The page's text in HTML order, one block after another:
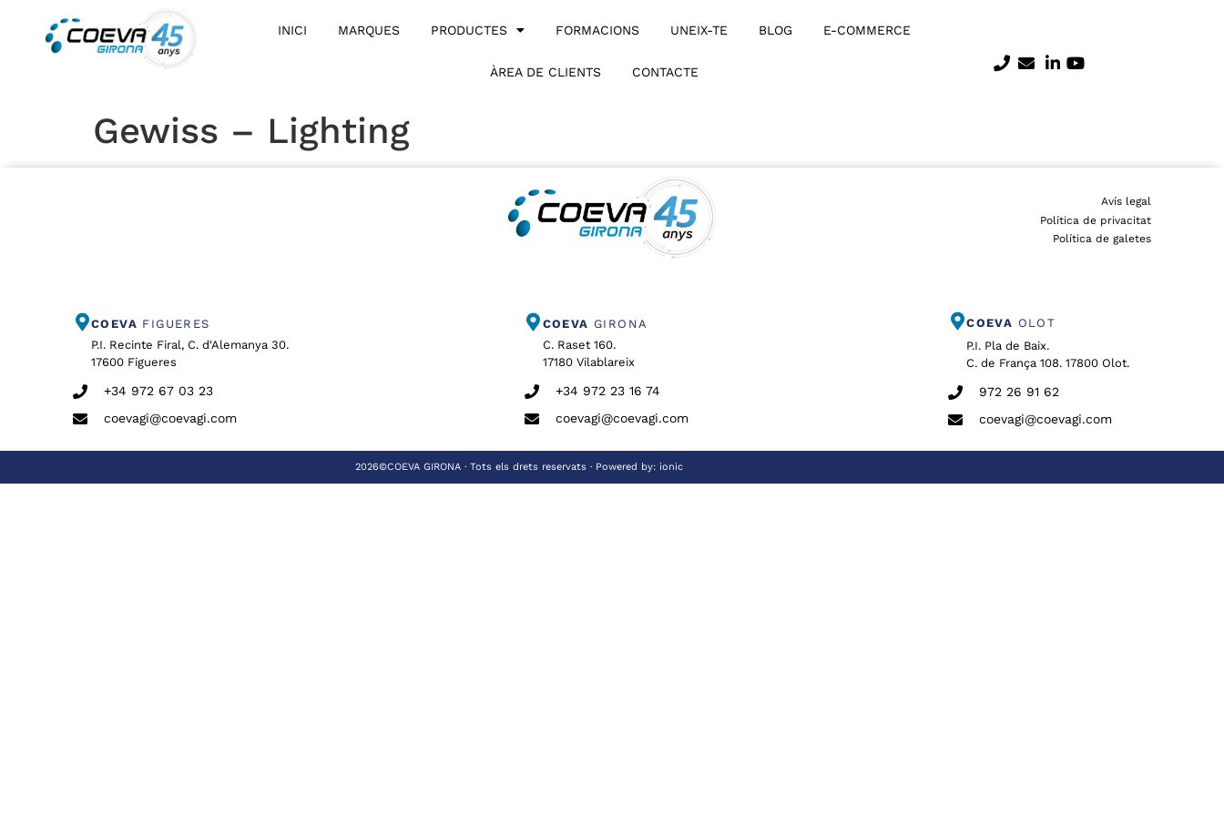
INICI MARQUES PRODUCTES FORMACIONS UNEIX-TE BLOG E-COMMERCE
ÀREA DE CLIENTS CONTACTE
Gewiss – Lighting
Avís legal
Política de privacitat
Política de galetes
COEVA FIGUERES
P.I. Recinte Firal, C. d'Alemanya 30.
17600 Figueres
+34 972 67 03 23
coevagi@coevagi.com
COEVA GIRONA
C. Raset 160.
17180 Vilablareix
+34 972 23 16 74
coevagi@coevagi.com
COEVA OLOT
P.I. Pla de Baix.
C. de França 108. 17800 Olot.
972 26 91 62
coevagi@coevagi.com
2026©COEVA GIRONA · Tots els drets reservats · Powered by: ionic